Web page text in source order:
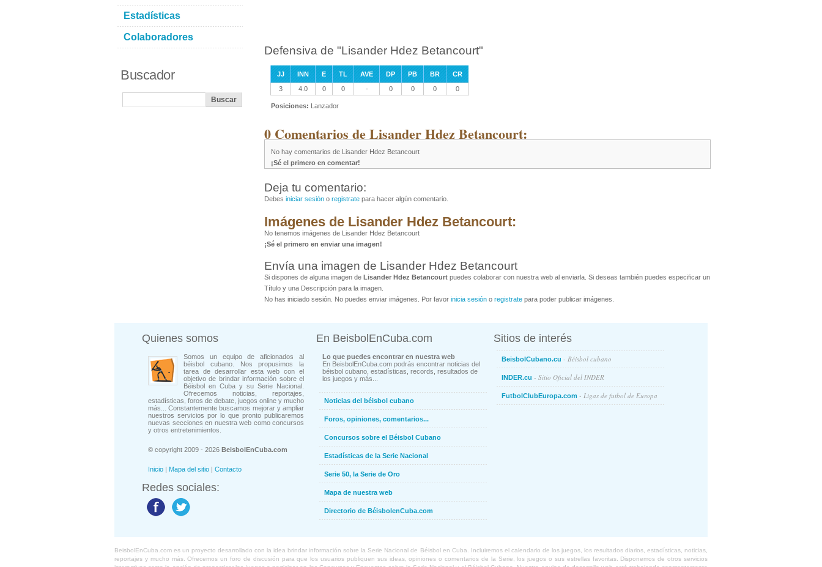
Defensiva de "Lisander Hdez Betancourt"
JJ INN E TL AVE DP PB BR
CR
3
4.0 0 0 - 0 0 0 0
Posiciones: Lanzador
0 Comentarios de Lisander Hdez Betancourt:
No hay comentarios de Lisander Hdez Betancourt
¡Sé el primero en comentar!
Deja tu comentario:
Debes iniciar sesión o registrate para hacer algún comentario.
Imágenes de Lisander Hdez Betancourt:
No tenemos imágenes de Lisander Hdez Betancourt
¡Sé el primero en enviar una imagen!
Envía una imagen de Lisander Hdez Betancourt
Si dispones de alguna imagen de Lisander Hdez Betancourt puedes colaborar con nuestra web al enviarla. Si deseas también puedes especificar un
Título y una Descripción para la imagen.
No has iniciado sesión. No puedes enviar imágenes. Por favor inicia sesión o registrate para poder publicar imágenes.
Estadísticas
Colaboradores
Buscador
Quienes somos
Somos un equipo de aficionados al
béisbol cubano. Nos propusimos la
tarea de desarrollar esta web con el
objetivo de brindar información sobre el
Béisbol en Cuba y su Serie Nacional.
Ofrecemos noticias, reportajes,
estadísticas, foros de debate, juegos online y mucho
más... Constantemente buscamos mejorar y ampliar
nuestros servicios por lo que pronto publicaremos
nuevas secciones en nuestra web como concursos
y otros entretenimientos.
© copyright 2009 - 2026 BeisbolEnCuba.com
Inicio | Mapa del sitio | Contacto
Redes sociales:
En BeisbolEnCuba.com
Lo que puedes encontrar en nuestra web
En BeisbolEnCuba.com podrás encontrar noticias del
béisbol cubano, estadísticas, records, resultados de
los juegos y más...
Noticias del béisbol cubano
Foros, opiniones, comentarios...
Concursos sobre el Béisbol Cubano
Estadísticas de la Serie Nacional
Serie 50, la Serie de Oro
Mapa de nuestra web
Directorio de BéisbolenCuba.com
Sitios de interés
BeisbolCubano.cu - Béisbol cubano
INDER.cu - Sitio Oficial del INDER
FutbolClubEuropa.com - Ligas de futbol de Europa
BeisbolEnCuba.com es un proyecto desarrollado con la idea brindar información sobre la Serie Nacional de Béisbol en Cuba. Incluiremos el calendario de los juegos, los resultados diarios, estadísticas, noticias,
reportajes y mucho más. Ofrecemos un foro de discusión para que los usuarios publiquen sus ideas, opiniones o comentarios de la Serie, los juegos o sus estrellas favoritas. Disponemos de otros servicios